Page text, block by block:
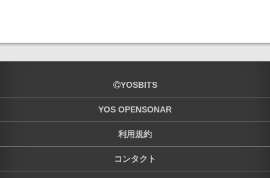
YOSBITS
YOS OPENSONAR
利用規約
コンタクト